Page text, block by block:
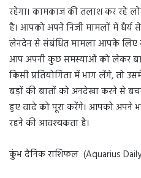
रहेगा। कामकाज की तलाश कर रहे
है। आपको अपने निजी मामलों में धैर्य
लेनदेन से संबंधित मामला आपके लिए
आप अपनी कुछ समस्याओं को लेकर
किसी प्रतियोगिता में भाग लेंगे, तो
बड़ों की बातों को अनदेखा करने से
हुए वादे को पूरा करेंगे। आपको अपने
रहने की आवश्यकता है।
कुंभ दैनिक राशिफल (Aquarius